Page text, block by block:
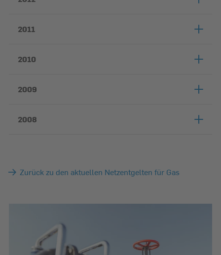
2011
2010
2009
2008
Zurück zu den aktuellen Netzentgelten für Gas